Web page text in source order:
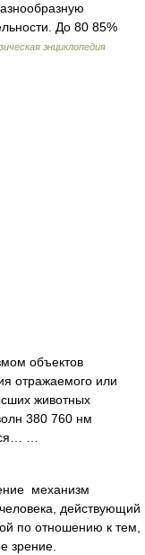
До 80 85%
энциклопедия
объектов
отражаемого или
животных
380 760 нм
…
механизм
действующий
по отношению к тем,
зрение.